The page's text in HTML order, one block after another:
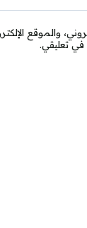
والموقع
في تعليقي.